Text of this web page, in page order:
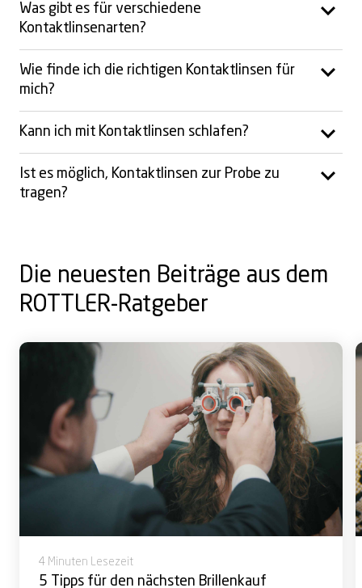
Was gibt es für verschiedene
Kontaktlinsenarten?
Wie finde ich die richtigen Kontaktlinsen für
mich?
Kann ich mit Kontaktlinsen schlafen?
Ist es möglich, Kontaktlinsen zur Probe zu
tragen?
Die neuesten Beiträge aus dem
ROTTLER-Ratgeber
4 Minuten Lesezeit
5 Tipps für den nächsten Brillenkauf